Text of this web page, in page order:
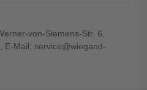
von-Siemens-Str. 6,
E-Mail: service@wiegand-